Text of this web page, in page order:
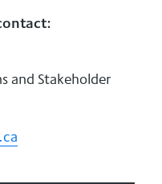
and Stakeholder